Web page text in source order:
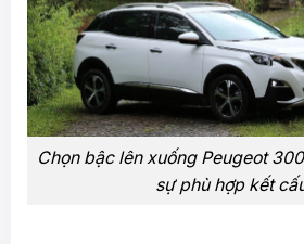
Chọn bậc lên xuống Peugeot
sự phù hợp kết